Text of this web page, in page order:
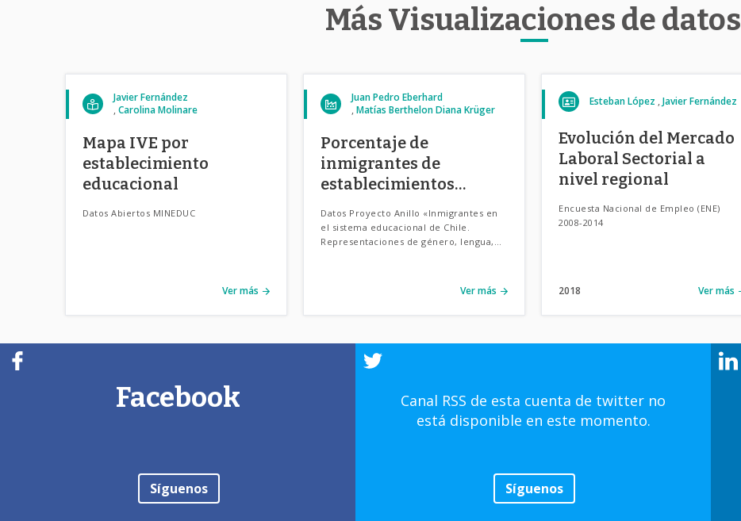
Más Visualizaciones de datos
Javier Fernández
Carolina Molinare
Mapa IVE por
establecimiento
educacional
Datos Abiertos MINEDUC
Ver más
Juan Pedro Eberhard
Matías BerthelonDiana Krüger
Porcentaje de
inmigrantes de
establecimientos
comuna
Datos Proyecto Anillo «Inmigrantes en
el sistema educacional de Chile.
Representaciones de género, lengua,
Ver más
Esteban López Javier Fernández
Evolución del Mercado
Laboral Sectorial a
nivel regional
Encuesta Nacional de Empleo (ENE)
2008-2014
2018 Ver más
Facebook
Síguenos
Canal RSS de esta cuenta de twitter no
está disponible en este momento.
Síguenos